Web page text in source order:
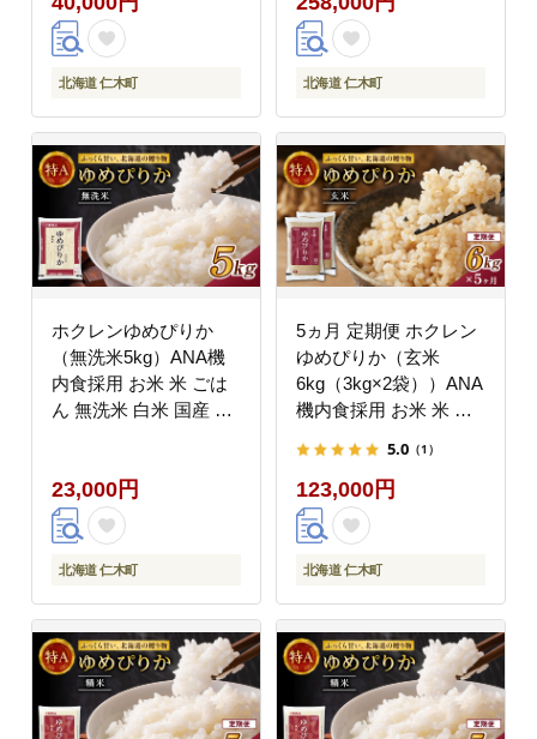
北海道 仁木町 北海道 仁木町
ホクレンゆめぴりか
（無洗米5kg）ANA機
内食採用 お米 米 ごは
ん 無洗米 白米 国産 北
23,000円
北海道 仁木町
5ヵ月 定期便 ホクレン
ゆめぴりか（玄米
6kg（3kg×2袋））ANA
機内食採用 お米 米 ご
こめ コメ [JA新おたる]
5.0 （1）
123,000円
北海道 仁木町